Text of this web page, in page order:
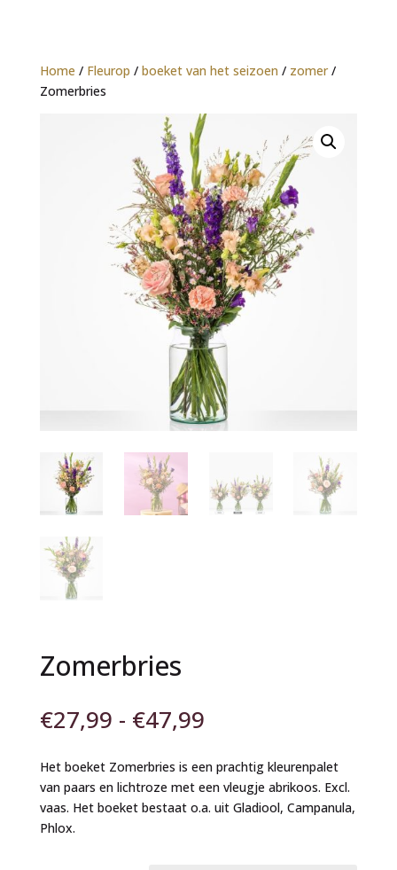
Home / Fleurop / boeket van het seizoen / zomer/
Zomerbries
Zomerbries
€27,99 - €47,99Prijsklasse:
tot
€47,99
Het boeket Zomerbries is een prachtig kleurenpalet
van paars en lichtroze met een vleugje abrikoos. Excl.
vaas. Het boeket bestaat o.a. uit Gladiool, Campanula,
Phlox.